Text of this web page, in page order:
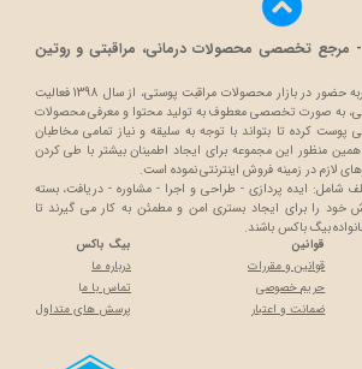
قوانین
قوانین و مقررات
حریم خصوصی
ضمانت و اعتبار
بیگ باکس
درباره ما
تماس با ما
پرسش های متداول
- مرجع تخصصی محصولات درمانی، مراقبتی و روتین
بیگ باکس با تکیه بر دانش و تجربه حضور در بازار محصولات مراقبت پوستی، از سال 1398 فعالیت
به صورت تخصصی معطوف به تولید محتوا و معرفی محصولات
پوست کرده تا بتواند با توجه به سلیقه و نیاز تمامی مخاطبان
منظور این مجموعه برای ایجاد اطمینان بیشتر با طی کردن
لازم در زمینه فروش اینترنتی نموده است.
ایده پردازی - طراحی و اجرا - مشاوره - دریافت، بسته
خود را برای ایجاد بستری امن و مطمئن به کار می گیرند تا
بیگ باکس باشند.